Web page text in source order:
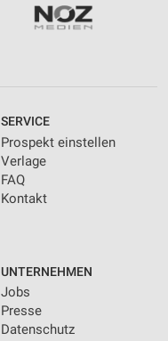
SERVICE
Prospekt einstellen
Verlage
FAQ
Kontakt
UNTERNEHMEN
Jobs
Presse
Datenschutz